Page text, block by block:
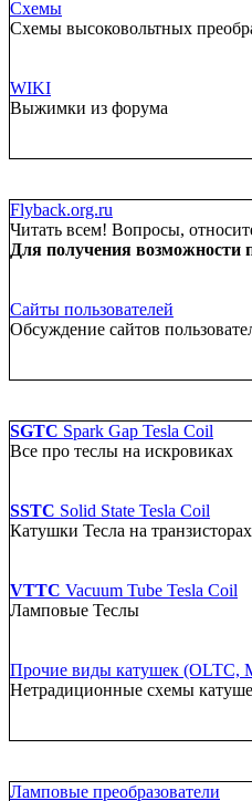
Схемы
Схемы высоковольтных
WIKI
Выжимки из форума
Flyback.org.ru
Читать всем! Вопросы,
Для получения возможности
Сайты пользователей
Обсуждение сайтов
SGTC Spark Gap Tesla Coil
Все про теслы на искровиках
SSTC Solid State Tesla Coil
Катушки Тесла на транзисторах
VTTC Vacuum Tube Tesla Coil
Ламповые Теслы
Прочие виды катушек (OLTC,
Нетрадиционные схемы
Ламповые преобразователи